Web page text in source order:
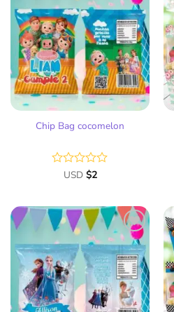
Añadir
a la
lista
de
deseos
Chip Bag cocomelon
Valorado
de
USD $2
Añadir
a la
lista
de
deseos